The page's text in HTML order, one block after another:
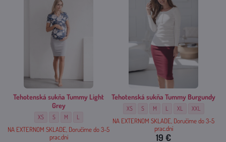
Tehotenská sukňa Tummy Light
Grey
Tehotenská sukňa Tummy Light Grey - Veľkosť:
XS Tehotenská sukňa Tummy Light Grey - Veľkosť:
S Tehotenská sukňa Tummy Light Grey - Veľkosť:
M Tehotenská sukňa Tummy Light Grey - Veľkosť:
L
NA EXTERNOM SKLADE, Doručíme do 3-5
prac.dní
Tehotenská sukňa Tummy Burgundy
Tehotenská sukňa Tummy Burgundy -
XS Tehotenská sukňa Tummy Burgundy
S Tehotenská sukňa Tummy
M Tehotenská sukňa
L Tehotenská sukňa
XL Tehotenská
XXL
NA EXTERNOM SKLADE, Doručíme do 3-5
prac.dní
19 €